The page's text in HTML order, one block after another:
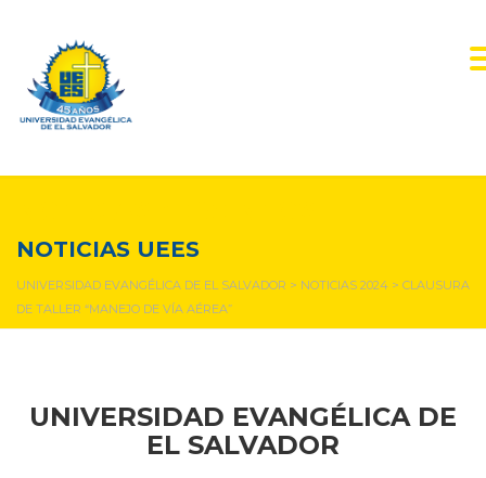
NOTICIAS UEES
UNIVERSIDAD EVANGÉLICA DE EL SALVADOR > NOTICIAS 2024 > CLAUSURA
DE TALLER “MANEJO DE VÍA AÉREA”
UNIVERSIDAD EVANGÉLICA DE
EL SALVADOR